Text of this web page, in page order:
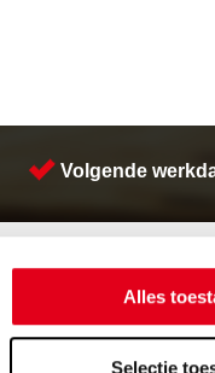
Alles
Selectie
Volgende
Trade & Metal
(0113) 57 38 78